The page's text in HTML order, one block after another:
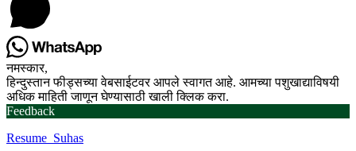
नमस्कार,
हिन्दुस्तान फीड्सच्या वेबसाईटवर आपले स्वागत आहे. आमच्या पशुखाद्याविषयी
अधिक माहिती जाणून घेण्यासाठी खाली क्लिक करा.
Feedback
Resume_Suhas